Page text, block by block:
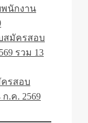
พนักงาน
สมัครสอบ
รวม 13
รสอบ
.ค. 2569